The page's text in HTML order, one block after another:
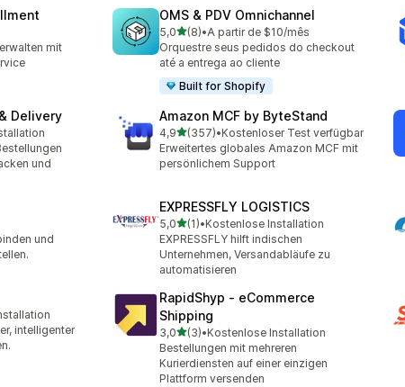
mit
OMS & PDV Omnichannel
5,0von 5 Sternen
(8)
8 Rezensionen insgesamt
•A partir de $10/mês
Orquestre seus pedidos do checkout
até a entrega ao cliente
Built for Shopify
Delivery
und
Amazon MCF by ByteStand
4,9von 5 Sternen
(357)
357 Rezensionen insgesamt
•Kostenloser Test verfügbar
Erweitertes globales Amazon MCF mit
persönlichem Support
und
EXPRESSFLY LOGISTICS
5,0von 5 Sternen
(1)
1 Rezensionen insgesamt
•Kostenlose Installation
EXPRESSFLY hilft indischen
Unternehmen, Versandabläufe zu
automatisieren
intelligenter
RapidShyp ‑ eCommerce
Shipping
3,0von 5 Sternen
(3)
3 Rezensionen insgesamt
•Kostenlose Installation
Bestellungen mit mehreren
Kurierdiensten auf einer einzigen
Plattform versenden